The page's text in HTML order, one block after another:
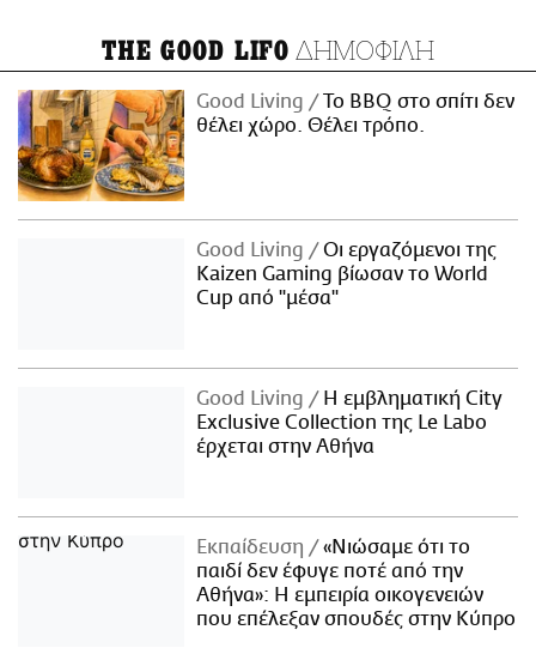
THE GOOD LIFO ΔΗΜΟΦΙΛΗ
Good Living
Το BBQ στο σπίτι δεν
θέλει χώρο. Θέλει τρόπο.
Good Living
Οι εργαζόμενοι της
Kaizen Gaming βίωσαν το World
Cup από "μέσα"
Good Living
Η εμβληματική City
Exclusive Collection της Le Labo
έρχεται στην Αθήνα
Εκπαίδευση
«Νιώσαμε ότι το
παιδί δεν έφυγε ποτέ από την
Αθήνα»: Η εμπειρία οικογενειών
που επέλεξαν σπουδές στην Κύπρο